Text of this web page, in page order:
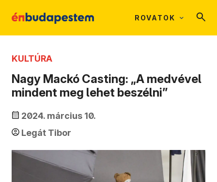
ROVATOK
KULTÚRA
Nagy Mackó Casting: „A medvével
mindent meg lehet beszélni”
2024. március 10.
Legát Tibor